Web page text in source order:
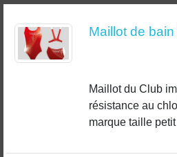
Maillot de bain
Maillot du Club
résistance au
marque taille petit